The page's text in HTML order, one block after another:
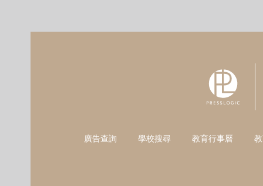
廣告查詢 學校搜尋 教育行事曆